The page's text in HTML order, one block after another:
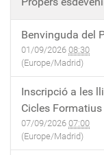
Benvinguda del
01/09/2026 08:30
(Europe/Madrid)
Inscripció a les
Cicles
07/09/2026 07:00
(Europe/Madrid)